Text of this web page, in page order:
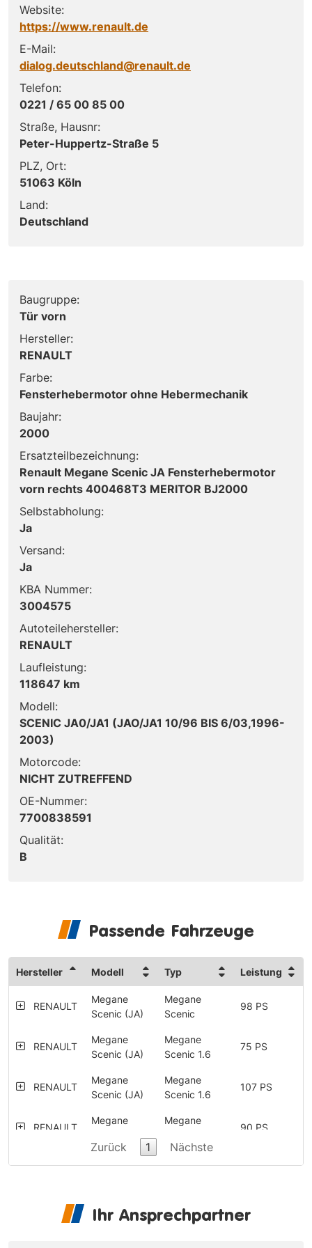
Website:
https://www.renault.de
E-Mail:
dialog.deutschland@renault.de
Telefon:
0221 / 65 00 85 00
Straße, Hausnr:
Peter-Huppertz-Straße 5
PLZ, Ort:
51063 Köln
Land:
Deutschland
Baugruppe:
Tür vorn
Hersteller:
RENAULT
Farbe:
Fensterhebermotor ohne Hebermechanik
Baujahr:
2000
Ersatzteilbezeichnung:
Renault Megane Scenic JA Fensterhebermotor
vorn rechts 400468T3 MERITOR BJ2000
Selbstabholung:
Ja
Versand:
Ja
KBA Nummer:
3004575
Autoteilehersteller:
RENAULT
Laufleistung:
118647 km
Modell:
SCENIC JA0/JA1 (JAO/JA1 10/96 BIS 6/03,1996-
2003)
Motorcode:
NICHT ZUTREFFEND
OE-Nummer:
7700838591
Qualität:
B
Passende Fahrzeuge
Hersteller Modell Typ Leistung
RENAULT
Megane
Scenic (JA)
Megane
Scenic
98 PS
RENAULT
Megane
Scenic (JA)
Megane
Scenic 1.6
75 PS
RENAULT
Megane
Scenic (JA)
Megane
Scenic 1.6
107 PS
RENAULT
Megane
Megane
90 PS
RENAULT 90 PS
RENAULT
Scenic (JA)
Scenic 2.0
Zurück 1 Nächste
Ihr Ansprechpartner